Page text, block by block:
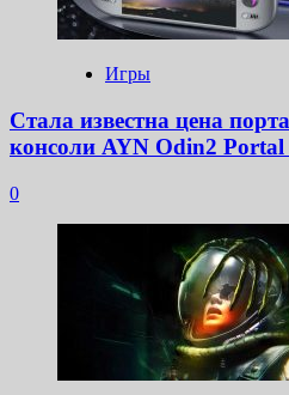
Игры
Стала известна цена
консоли AYN Odin2
0